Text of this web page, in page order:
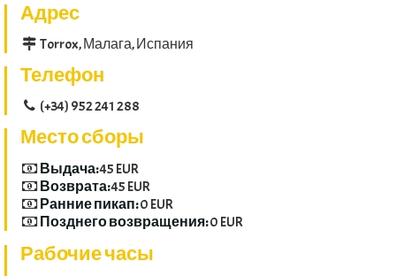
Адрес
Torrox, Малага, Испания
Телефон
(+34) 952 241 288
Место сборы
Выдача:45 EUR
Возврата:45 EUR
Ранние пикап:0 EUR
Позднего возвращения:0 EUR
Рабочие часы